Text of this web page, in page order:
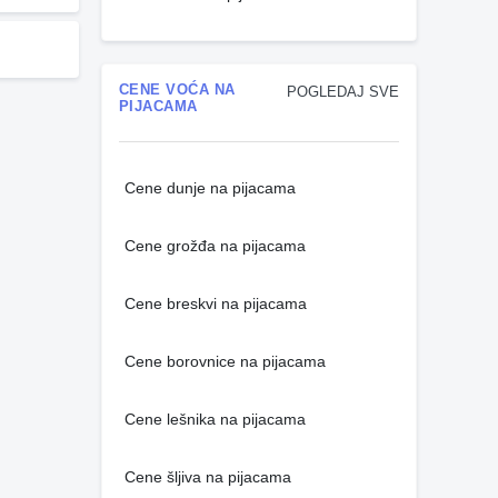
POGLEDAJ SVE
CENE VOĆA NA
PIJACAMA
Cene dunje na pijacama
Cene grožđa na pijacama
Cene breskvi na pijacama
Cene borovnice na pijacama
Cene lešnika na pijacama
Cene šljiva na pijacama